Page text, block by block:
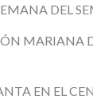
DEL
MARIANA
EN EL